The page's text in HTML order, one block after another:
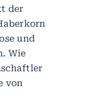
der
und
Wie
von